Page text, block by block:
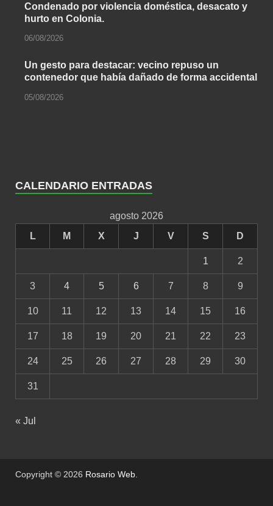
Condenado por violencia doméstica, desacato y
hurto en Colonia.
06/08/2026
Un gesto para destacar: vecino repuso un
contenedor que había dañado de forma accidental
05/08/2026
CALENDARIO ENTRADAS
agosto 2026
L
M X J V S D
1 2
3 4 5 6 7 8 9
10 11 12 13 14 15 16
17 18 19 20 21 22 23
24 25 26 27 28 29 30
31
« Jul
Copyright © 2026 Rosario Web.